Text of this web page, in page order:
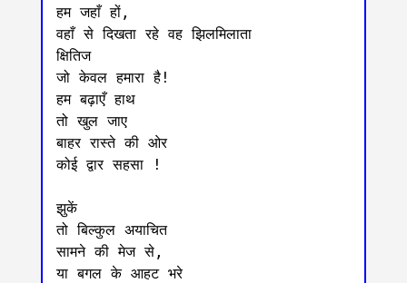
हम जहाँ हों,
वहाँ से दिखता रहे वह झिलमिलाता
क्षितिज
जो केवल हमारा है!
हम बढ़ाएँ हाथ
तो खुल जाए
बाहर रास्ते की ओर
कोई द्वार सहसा !
झुकें
तो बिल्कुल अयाचित
सामने की मेज से,
या बगल के आहट भरे